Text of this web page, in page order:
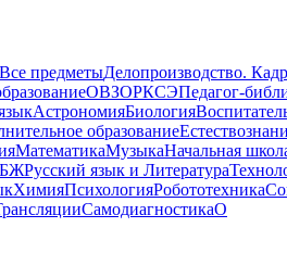
Все предметыДелопроизводство.
ОВЗОРКСЭПедагог-
АстрономияБиология
образование
МатематикаМузыкаНачальная
Русский язык и Литература
ХимияПсихологияРобототехника
СамодиагностикаО